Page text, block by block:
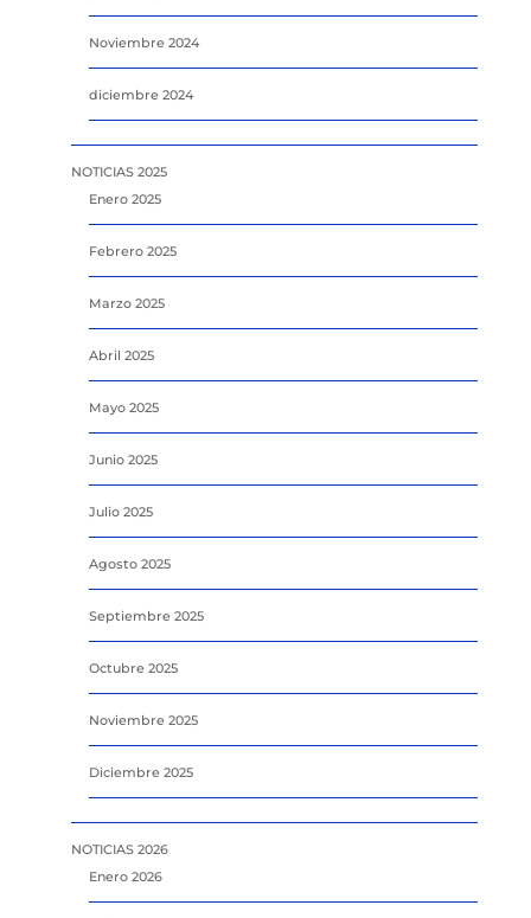
Noviembre 2024
diciembre 2024
NOTICIAS 2025
Enero 2025
Febrero 2025
Marzo 2025
Abril 2025
Mayo 2025
Junio 2025
Julio 2025
Agosto 2025
Septiembre 2025
Octubre 2025
Noviembre 2025
Diciembre 2025
NOTICIAS 2026
Enero 2026